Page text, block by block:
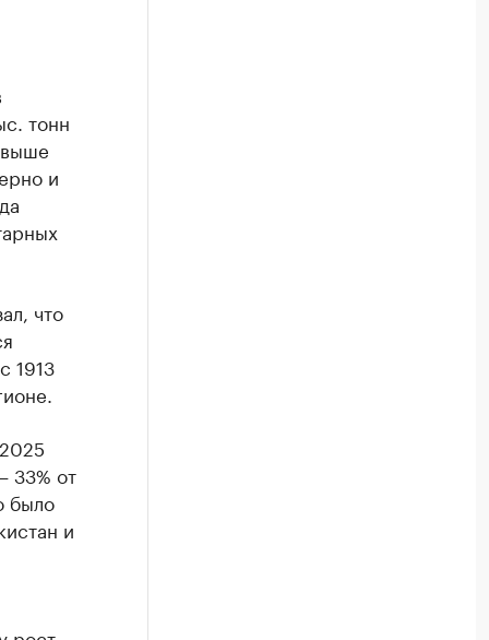
тонн
и
что
1913
33% от
было
и